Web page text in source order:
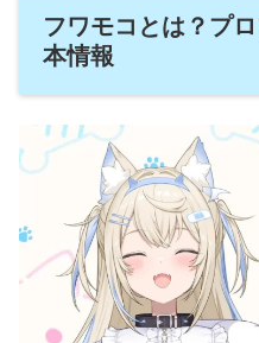
フワモコとは？プ
本情報